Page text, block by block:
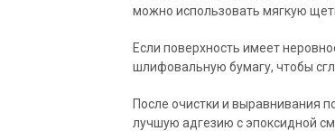
можно использовать мягкую
Если поверхность имеет
шлифовальную бумагу, чтобы
После очистки и выравнивания
лучшую адгезию с эпоксидной